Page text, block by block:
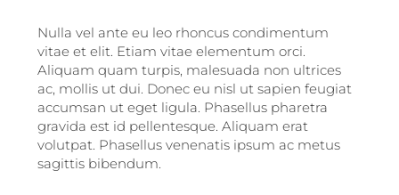
Nulla vel ante eu leo rhoncus condimentum
vitae et elit. Etiam vitae elementum orci.
Aliquam quam turpis, malesuada non ultrices
ac, mollis ut dui. Donec eu nisl ut sapien feugiat
accumsan ut eget ligula. Phasellus pharetra
gravida est id pellentesque. Aliquam erat
volutpat. Phasellus venenatis ipsum ac metus
sagittis bibendum.